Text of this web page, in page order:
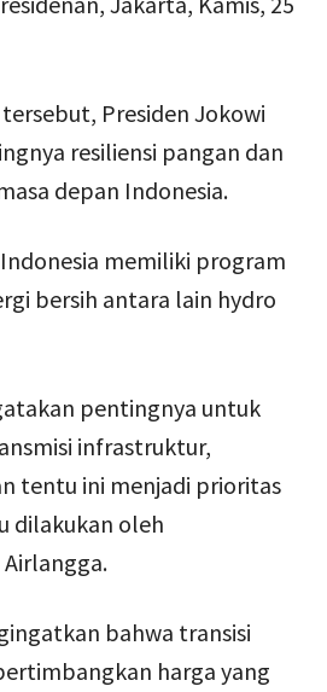
Presiden Jokowi
resiliensi pangan dan
depan Indonesia.
memiliki program
bersih antara lain hydro
pentingnya untuk
infrastruktur,
tentu ini menjadi prioritas
dilakukan oleh
bahwa transisi
harga yang